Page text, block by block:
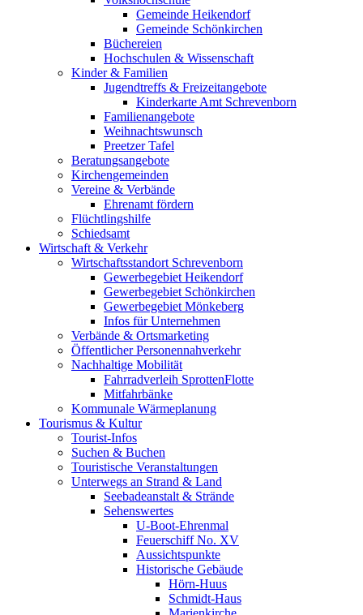
Gemeinde Heikendorf
Gemeinde Schönkirchen
Büchereien
Hochschulen & Wissenschaft
Kinder & Familien
Jugendtreffs & Freizeitangebote
Kinderkarte Amt Schrevenborn
Familienangebote
Weihnachtswunsch
Preetzer Tafel
Beratungsangebote
Kirchengemeinden
Vereine & Verbände
Ehrenamt fördern
Flüchtlingshilfe
Schiedsamt
Wirtschaft & Verkehr
Wirtschaftsstandort Schrevenborn
Gewerbegebiet Heikendorf
Gewerbegebiet Schönkirchen
Gewerbegebiet Mönkeberg
Infos für Unternehmen
Verbände & Ortsmarketing
Öffentlicher Personennahverkehr
Nachhaltige Mobilität
Fahrradverleih SprottenFlotte
Mitfahrbänke
Kommunale Wärmeplanung
Tourismus & Kultur
Tourist-Infos
Suchen & Buchen
Touristische Veranstaltungen
Unterwegs an Strand & Land
Seebadeanstalt & Strände
Sehenswertes
U-Boot-Ehrenmal
Feuerschiff No. XV
Aussichtspunkte
Historische Gebäude
Hörn-Huus
Schmidt-Haus